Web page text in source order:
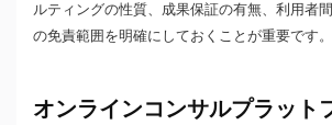
ルティングの性質、成果保証の有無、利用者
の免責範囲を明確にしておくことが重要です。
オンラインコンサルプラット